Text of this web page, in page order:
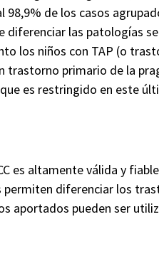
98,9% de los casos
las patologías
los niños con TAP (o
primario de la
es restringido en este
es altamente válida y
permiten diferenciar los
aportados pueden ser